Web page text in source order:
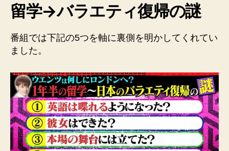
留学→バラエティ復帰の謎
番組では下記の5つを軸に裏側を明かしてくれてい
ました。